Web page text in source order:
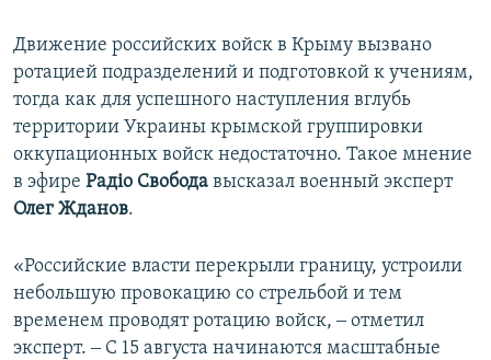
Движение российских войск в Крыму вызвано
ротацией подразделений и подготовкой к учениям,
тогда как для успешного наступления вглубь
территории Украины крымской группировки
оккупационных войск недостаточно. Такое мнение
в эфире Радіо Свобода высказал военный эксперт
Олег Жданов.
«Российские власти перекрыли границу, устроили
небольшую провокацию со стрельбой и тем
временем проводят ротацию войск, ‒ отметил
эксперт. ‒ С 15 августа начинаются масштабные